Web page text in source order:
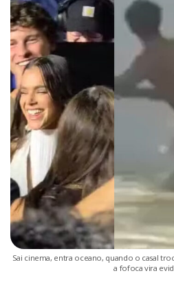
Sai cinema, entra oceano, quando o casal
a fofoca vira